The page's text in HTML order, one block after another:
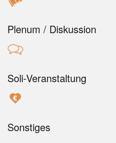
Plenum / Diskussion
Soli-Veranstaltung
Sonstiges